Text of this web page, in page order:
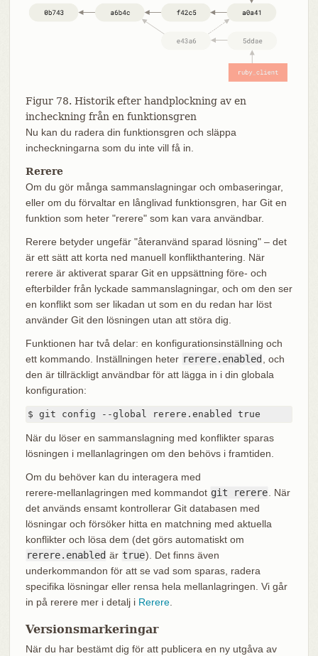
Figur 78. Historik efter handplockning av en
incheckning från en funktionsgren
Nu kan du radera din funktionsgren och släppa
incheckningarna som du inte vill få in.
Rerere
Om du gör många sammanslagningar och ombaseringar,
eller om du förvaltar en långlivad funktionsgren, har Git en
funktion som heter "rerere" som kan vara användbar.
Rerere betyder ungefär "återanvänd sparad lösning" – det
är ett sätt att korta ned manuell konflikthantering. När
rerere är aktiverat sparar Git en uppsättning före- och
efterbilder från lyckade sammanslagningar, och om den ser
en konflikt som ser likadan ut som en du redan har löst
använder Git den lösningen utan att störa dig.
Funktionen har två delar: en konfigurationsinställning och
ett kommando. Inställningen heter rerere.enabled , och
den är tillräckligt användbar för att lägga in i din globala
konfiguration:
$ git config --global rerere.enabled true
När du löser en sammanslagning med konflikter sparas
lösningen i mellanlagringen om den behövs i framtiden.
Om du behöver kan du interagera med
rerere‑mellanlagringen med kommandot git rerere. När
det används ensamt kontrollerar Git databasen med
lösningar och försöker hitta en matchning med aktuella
konflikter och lösa dem (det görs automatiskt om
rerere.enabled är true). Det finns även
underkommandon för att se vad som sparas, radera
specifika lösningar eller rensa hela mellanlagringen. Vi går
in på rerere mer i detalj i Rerere.
Versionsmarkeringar
När du har bestämt dig för att publicera en ny utgåva av